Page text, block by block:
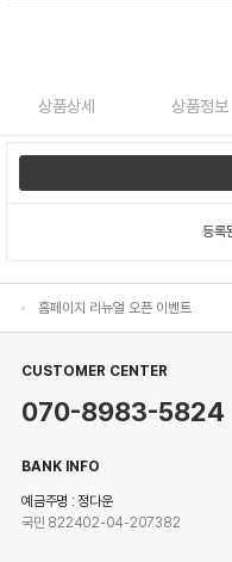
상품상세 상품정보
등록
홈페이지 리뉴얼 오픈 이벤트
CUSTOMER CENTER
070-8983-5824
BANK INFO
예금주명 : 정다운
국민 822402-04-207382